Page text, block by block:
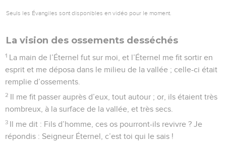
Seuls les Évangiles sont disponibles en vidéo pour le moment.
La vision des ossements desséchés
1 La main de l’Éternel fut sur moi, et l’Éternel me fit sortir en
esprit et me déposa dans le milieu de la vallée ; celle-ci était
remplie d’ossements.
2 Il me fit passer auprès d’eux, tout autour ; or, ils étaient très
nombreux, à la surface de la vallée, et très secs.
3 Il me dit : Fils d’homme, ces os pourront-ils revivre ? Je
répondis : Seigneur Éternel, c’est toi qui le sais !